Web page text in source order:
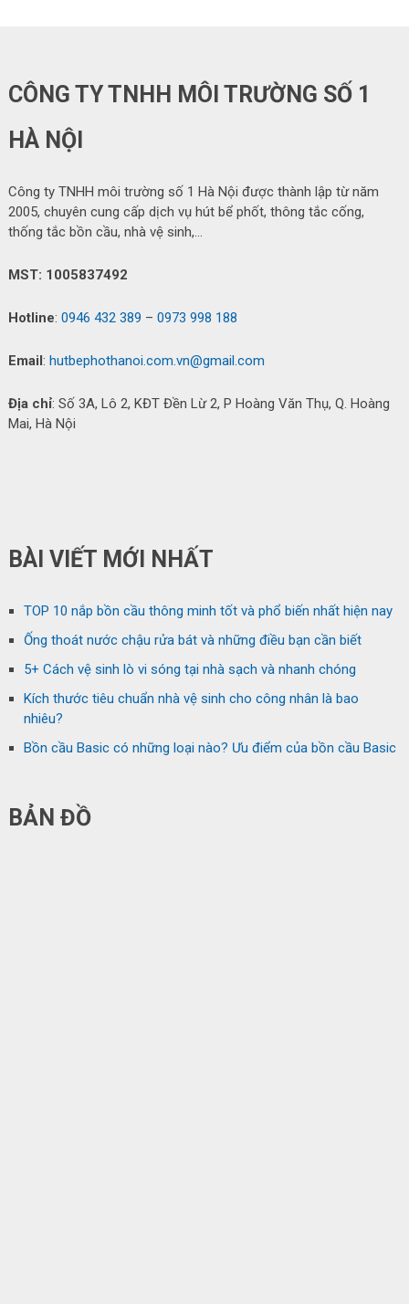
CÔNG TY TNHH MÔI TRƯỜNG SỐ 1
HÀ NỘI
Công ty TNHH môi trường số 1 Hà Nội được thành lập từ năm
2005, chuyên cung cấp dịch vụ hút bể phốt, thông tắc cống,
thống tắc bồn cầu, nhà vệ sinh,…
MST: 1005837492
Hotline: 0946 432 389 – 0973 998 188
Email : hutbephothanoi.com.vn@gmail.com
Địa chỉ: Số 3A, Lô 2, KĐT Đền Lừ 2, P Hoàng Văn Thụ, Q. Hoàng
Mai, Hà Nội
BÀI VIẾT MỚI NHẤT
TOP 10 nắp bồn cầu thông minh tốt và phổ biến nhất hiện nay
Ống thoát nước chậu rửa bát và những điều bạn cần biết
5+ Cách vệ sinh lò vi sóng tại nhà sạch và nhanh chóng
Kích thước tiêu chuẩn nhà vệ sinh cho công nhân là bao
nhiêu?
Bồn cầu Basic có những loại nào? Ưu điểm của bồn cầu Basic
BẢN ĐỒ